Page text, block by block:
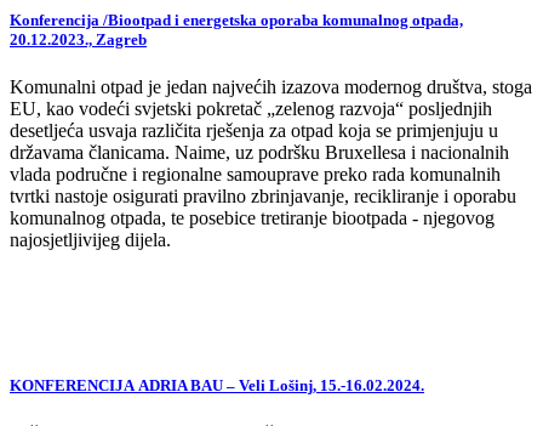
Konferencija /Biootpad i energetska oporaba komunalnog otpada,
20.12.2023., Zagreb
Komunalni otpad je jedan najvećih izazova modernog društva, stoga
EU, kao vodeći svjetski pokretač „zelenog razvoja“ posljednjih
desetljeća usvaja različita rješenja za otpad koja se primjenjuju u
državama članicama. Naime, uz podršku Bruxellesa i nacionalnih
vlada područne i regionalne samouprave preko rada komunalnih
tvrtki nastoje osigurati pravilno zbrinjavanje, recikliranje i oporabu
komunalnog otpada, te posebice tretiranje biootpada - njegovog
najosjetljivijeg dijela.
KONFERENCIJA ADRIA BAU – Veli Lošinj, 15.-16.02.2024.